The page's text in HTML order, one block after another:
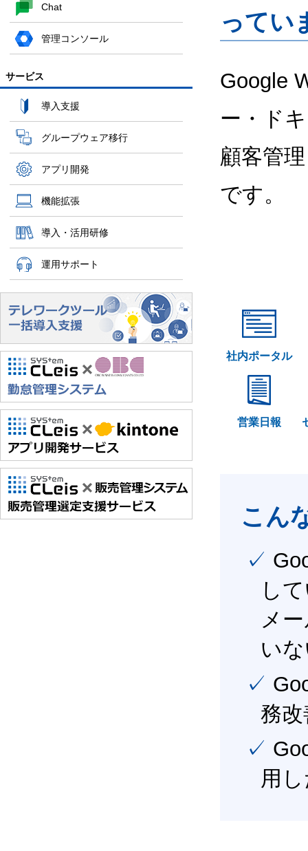
Chat
管理コンソール
サービス
導入支援
グループウェア移行
アプリ開発
機能拡張
導入・活用研修
運用サポート
ってい
Google
ー・ド
顧客管
です。
社内ポータル
営業日報
こん
✓ Google Workspace（旧G Suite） を社内で導入
し
メ
い
✓ Google Workspace（旧G Suite） を活用し、業
務
✓ Google Workspace（旧G Suite） を最大限に活
用